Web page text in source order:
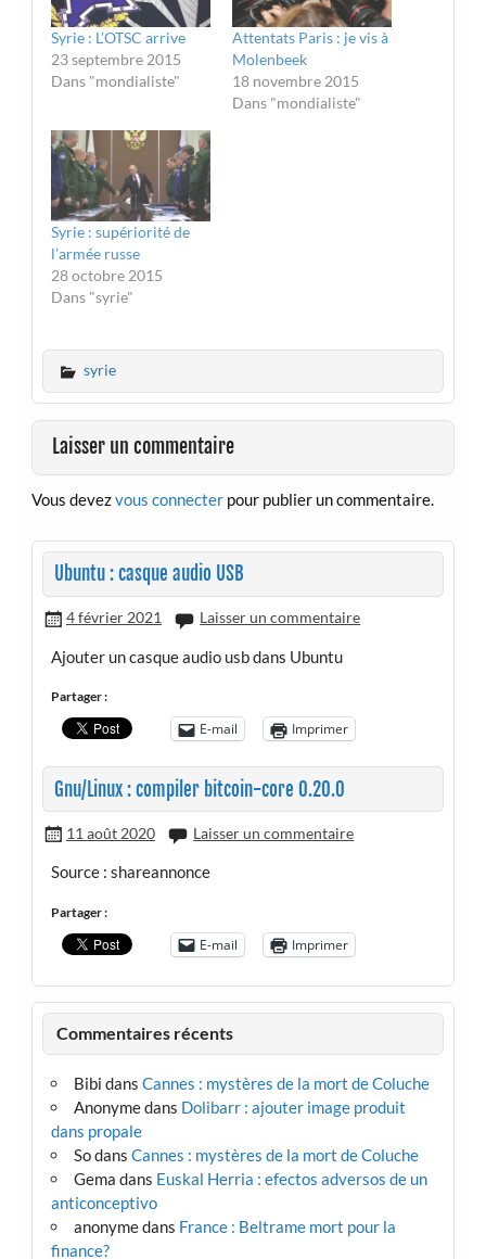
Syrie : L’OTSC arrive
23 septembre 2015
Dans "mondialiste"
Attentats Paris : je vis à
Molenbeek
18 novembre 2015
Dans "mondialiste"
Syrie : supériorité de
l’armée russe
28 octobre 2015
Dans "syrie"
syrie
Laisser un commentaire
Vous devezvous connecterpour publier un commentaire.
Ubuntu : casque audio USB
4 février 2021 Laisser un commentaire
Ajouter un casque audio usb dans Ubuntu
Partager :
E-mail Imprimer
Gnu/Linux : compiler bitcoin-core 0.20.0
11 août 2020 Laisser un commentaire
Source : shareannonce
Partager :
E-mail Imprimer
Commentaires récents
Bibi dans Cannes : mystères de la mort de Coluche
Anonymedans Dolibarr : ajouter image produit
dans propale
Sodans Cannes : mystères de la mort de Coluche
Gema dans Euskal Herria : efectos adversos de un
anticonceptivo
anonymedans France : Beltrame mort pour la
finance?